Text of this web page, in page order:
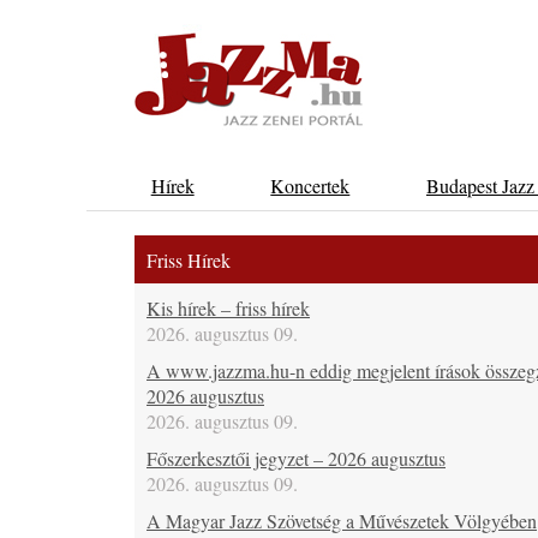
Hírek Koncertek Budapest
Friss Hírek
Kis hírek – friss hírek
2026. augusztus 09.
A www.jazzma.hu-n eddig megjelent írások
2026 augusztus
2026. augusztus 09.
Főszerkesztői jegyzet – 2026 augusztus
2026. augusztus 09.
A Magyar Jazz Szövetség a Művészetek Völgyében